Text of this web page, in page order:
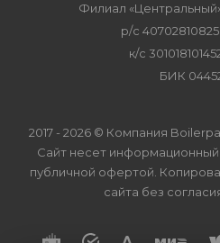
Филиал
р/с
к/с
БИК
2017 - 2026 © Компания
Сайт несет информационный
публичной офертой.
сайта без